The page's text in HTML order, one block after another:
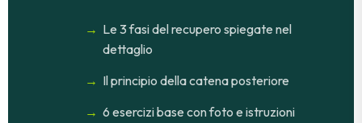
Le 3 fasi del recupero spiegate nel
dettaglio
Il principio della catena posteriore
6 esercizi base con foto e istruzioni